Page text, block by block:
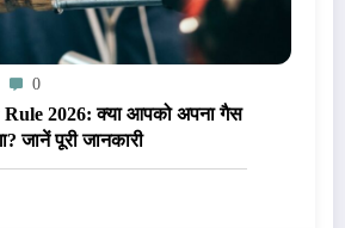
0
2026: क्या आपको अपना गैस
जानें पूरी जानकारी